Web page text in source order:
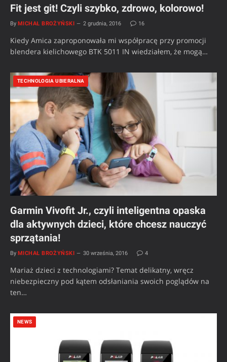
Fit jest git! Czyli szybko, zdrowo, kolorowo!
By MICHAŁ BROŻYŃSKI 2 grudnia, 2016 16
Kiedy Amica zaproponowała mi współpracę przy promocji
blendera kielichowego BTK 5011 IN wiedziałem, że mogą…
TECHNOLOGIA UBIERALNA
Garmin Vivofit Jr., czyli inteligentna opaska
dla aktywnych dzieci, które chcesz nauczyć
sprzątania!
By MICHAŁ BROŻYŃSKI 30 września, 2016 4
Mariaż dzieci z technologiami? Temat delikatny, wręcz
niebezpieczny pod kątem odsłaniania swoich poglądów na
ten…
NEWS